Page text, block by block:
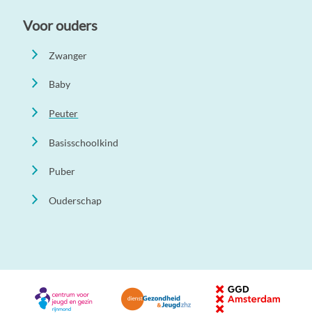
Voor ouders
Zwanger
Baby
Peuter
Basisschoolkind
Puber
Ouderschap